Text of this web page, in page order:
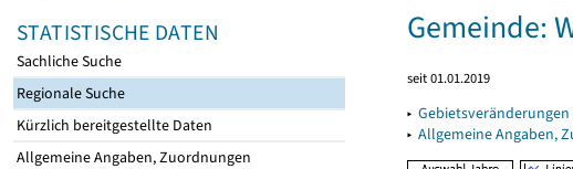
STATISTISCHE DATEN
Sachliche Suche
Regionale Suche
Kürzlich bereitgestellte Daten
Allgemeine Angaben, Zuordnungen
Gemeinde:
seit 01.01.2019
▸
▸ Allgemeine Angaben,